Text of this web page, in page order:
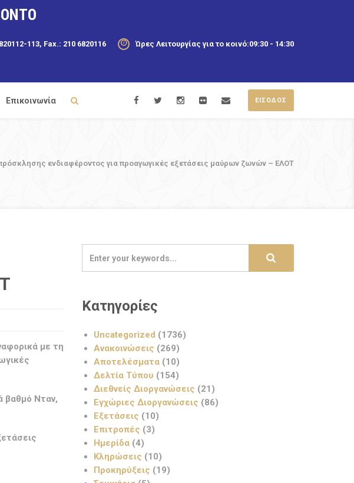
113, Fax.: 210 6820116 Ώρες Λειτουργίας για το κοινό:09:30 - 14:30
ΕΙΣΟΔΟΣ
Επικοινωνία
ενδιαφέροντος για προαγωγικές εξετάσεις μαύρων ζωνών – ΕΛΟΤ
με τη
βαθμό Νταν,
Κατηγορίες
Uncategorized (1736)
Ανακοινώσεις (269)
Αποτελέσματα (10)
Δελτία Τύπου (154)
Διεθνείς Διοργανώσεις (21)
Εγχώριες Διοργανώσεις (86)
Εξετάσεις (10)
Επιτροπές (3)
Ημερίδα (4)
Κληρώσεις (10)
Προκηρύξεις (19)